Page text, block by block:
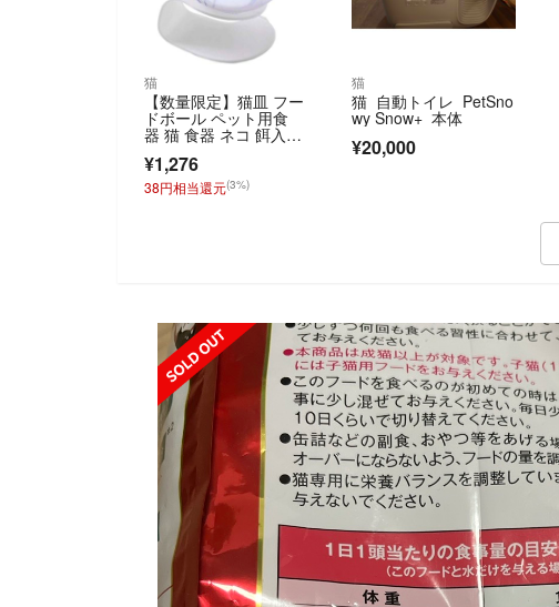
猫
【数量限定】猫皿 フー
ドボール ペット用食
器 猫 食器 ネコ 餌入
¥1,276
38円相当還元(3%)
猫
猫 自動トイレ PetSno
wy Snow+ 本体
¥20,000
SOLD OUT